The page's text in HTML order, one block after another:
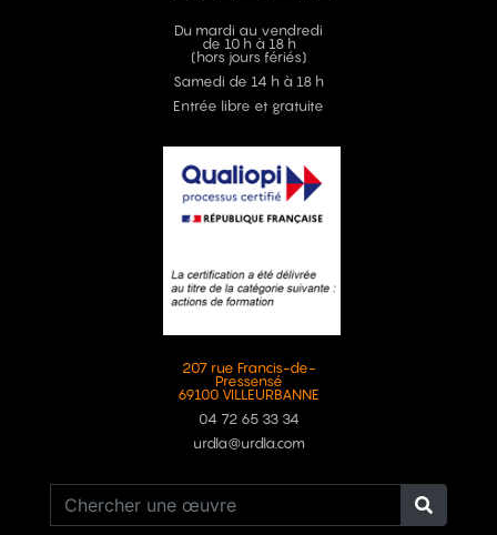
Du mardi au vendredi
de 10 h à 18 h
(hors jours fériés)
Samedi de 14 h à 18 h
Entrée libre et gratuite
207 rue Francis-de-
Pressensé
69100 VILLEURBANNE
04 72 65 33 34
urdla@urdla.com